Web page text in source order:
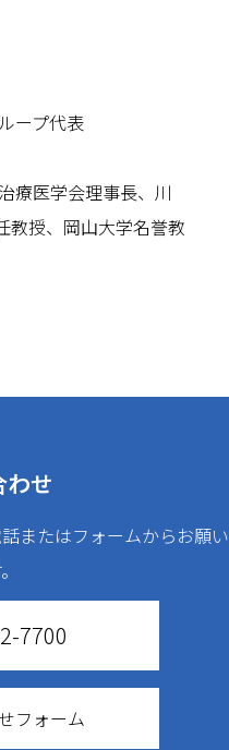
ープ代表
療医学会理事長、川
教授、岡山大学名誉教
わせ
またはフォームからお願い
7700
フォーム